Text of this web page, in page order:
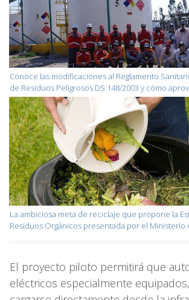
Conoce las modificaciones al Reglamento
de Residuos Peligrosos DS 148/2003 y cómo
La ambiciosa meta de reciclaje que propone la
Residuos Orgánicos presentada por el
El proyecto piloto permitirá que
eléctricos especialmente